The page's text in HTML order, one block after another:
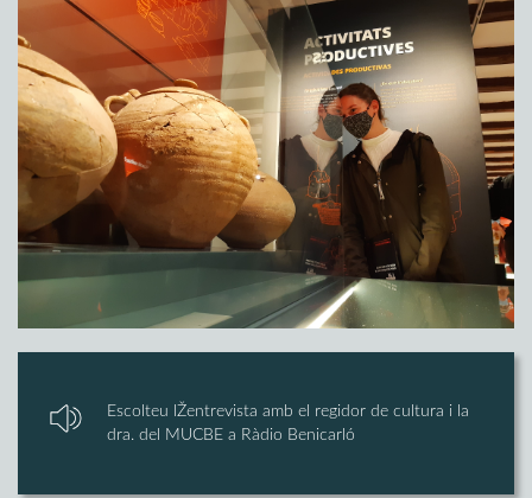
Escolteu lŽentrevista amb el regidor de cultura i la
dra. del MUCBE a Ràdio Benicarló